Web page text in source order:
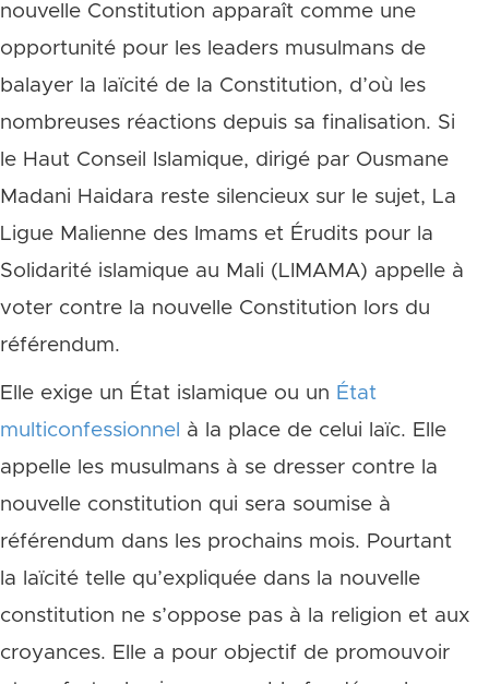
nouvelle Constitution apparaît comme une
opportunité pour les leaders musulmans de
balayer la laïcité de la Constitution, d’où les
nombreuses réactions depuis sa finalisation. Si
le Haut Conseil Islamique, dirigé par Ousmane
Madani Haidara reste silencieux sur le sujet, La
Ligue Malienne des Imams et Érudits pour la
Solidarité islamique au Mali (LIMAMA) appelle à
voter contre la nouvelle Constitution lors du
référendum.
Elle exige un État islamique ou un État
multiconfessionnel à la place de celui laïc. Elle
appelle les musulmans à se dresser contre la
nouvelle constitution qui sera soumise à
référendum dans les prochains mois. Pourtant
la laïcité telle qu’expliquée dans la nouvelle
constitution ne s’oppose pas à la religion et aux
croyances. Elle a pour objectif de promouvoir